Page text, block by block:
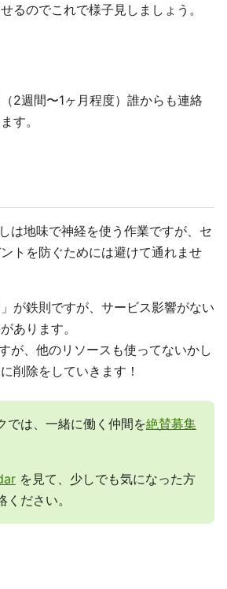
るのでこれで様子見しましょう。
2週間〜1ヶ月程度）誰からも連絡
す。
は地味で神経を使う作業ですが、セ
トを防ぐためには避けて通れませ
」が鉄則ですが、サービス影響がない
あります。
が、他のリソースも使ってないかし
削除をしていきます！
では、一緒に働く仲間を絶賛募集
を見て、少しでも気になった方
ださい。